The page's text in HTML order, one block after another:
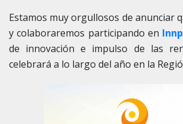
Estamos muy orgullosos de anunciar
y colaboraremos participando en
de innovación e impulso de las
celebrará a lo largo del año en la